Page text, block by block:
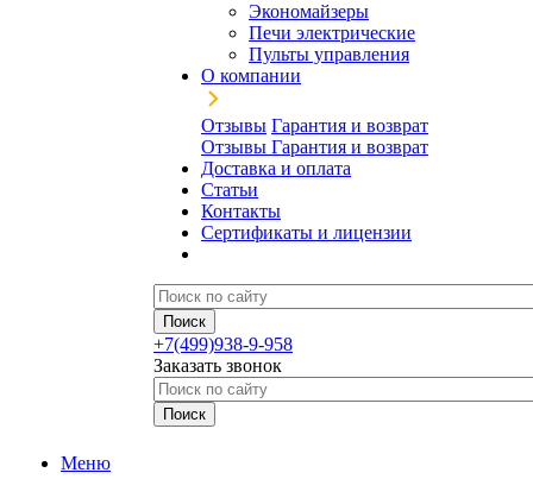
Экономайзеры
Печи электрические
Пульты управления
О компании
Отзывы Гарантия и возврат
Отзывы Гарантия и возврат
Доставка и оплата
Статьи
Контакты
Сертификаты и лицензии
+7(499)938-9-958
Заказать звонок
Меню